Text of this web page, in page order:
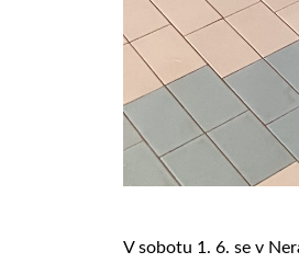
V sobotu 1. 6. se v